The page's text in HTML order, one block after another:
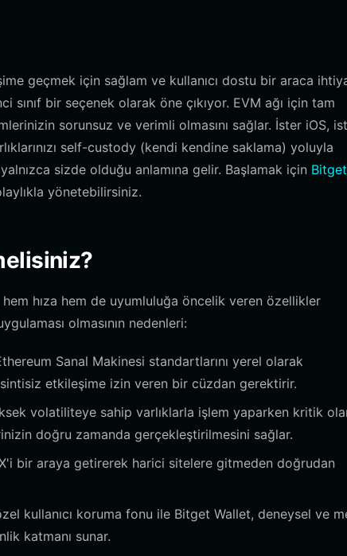
geçmek için sağlam ve kullanıcı dostu bir araca
bir seçenek olarak öne çıkıyor. EVM ağı için tam
sorunsuz ve verimli olmasını sağlar. İster iOS,
self-custody (kendi kendine saklama) yoluyla
sizde olduğu anlamına gelir. Başlamak için Bitget
yönetebilirsiniz.
hıza hem de uyumluluğa öncelik veren özellikler
olmasının nedenleri:
Sanal Makinesi standartlarını yerel olarak
etkileşime izin veren bir cüzdan gerektirir.
volatiliteye sahip varlıklarla işlem yaparken kritik
doğru zamanda gerçekleştirilmesini sağlar.
bir araya getirerek harici sitelere gitmeden doğrudan
kullanıcı koruma fonu ile Bitget Wallet, deneysel ve
katmanı sunar.